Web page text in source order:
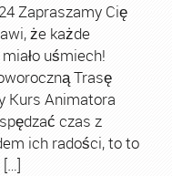
Zapraszamy Cię
że każde
uśmiech!
Trasę
Kurs Animatora
czas z
ich radości, to to